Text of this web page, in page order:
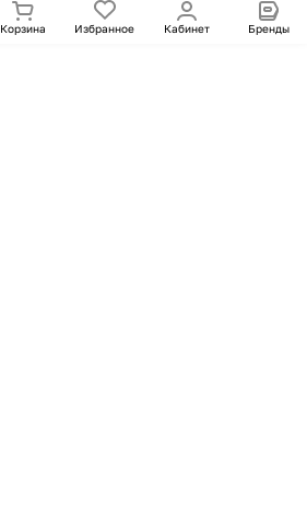
Корзина Избранное Кабинет Бренды